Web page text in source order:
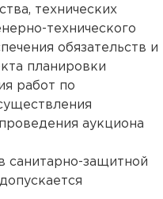
технических
технического
обязательств и
планировки
работ по
аукциона
санитарно-защитной